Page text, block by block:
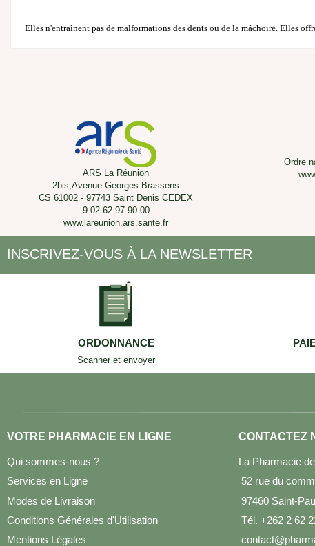
Elles n'entraînent pas de malformations des dents ou de la mâchoire. Elles
ARS La Réunion
2bis,Avenue Georges Brassens
CS 61002 - 97743 Saint Denis CEDEX
9 02 62 97 90 00
www.lareunion.ars.sante.fr
Ordre
INSCRIVEZ-VOUS À LA NEWSLETTER
ORDONNANCE
Scanner et envoyer
VOTRE PHARMACIE EN LIGNE
Qui sommes-nous ?
Services en Ligne
Modes de Livraison
Conditions Générales d'Utilisation
Mentions Légales
CONTACTEZ
La Pharmacie
52 rue du
97460 Saint-
Tél. +262 2 62